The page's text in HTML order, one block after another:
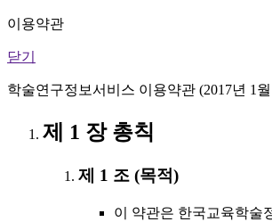
이용약관
닫기
학술연구정보서비스 이용약관 (2017년 1
제 1 장 총칙
제 1 조 (목적)
이 약관은 한국교육학술